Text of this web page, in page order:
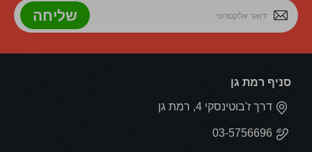
שליחה
סניף רמת גן
דרך ז'בוטינסקי 4, רמת גן
03-5756696